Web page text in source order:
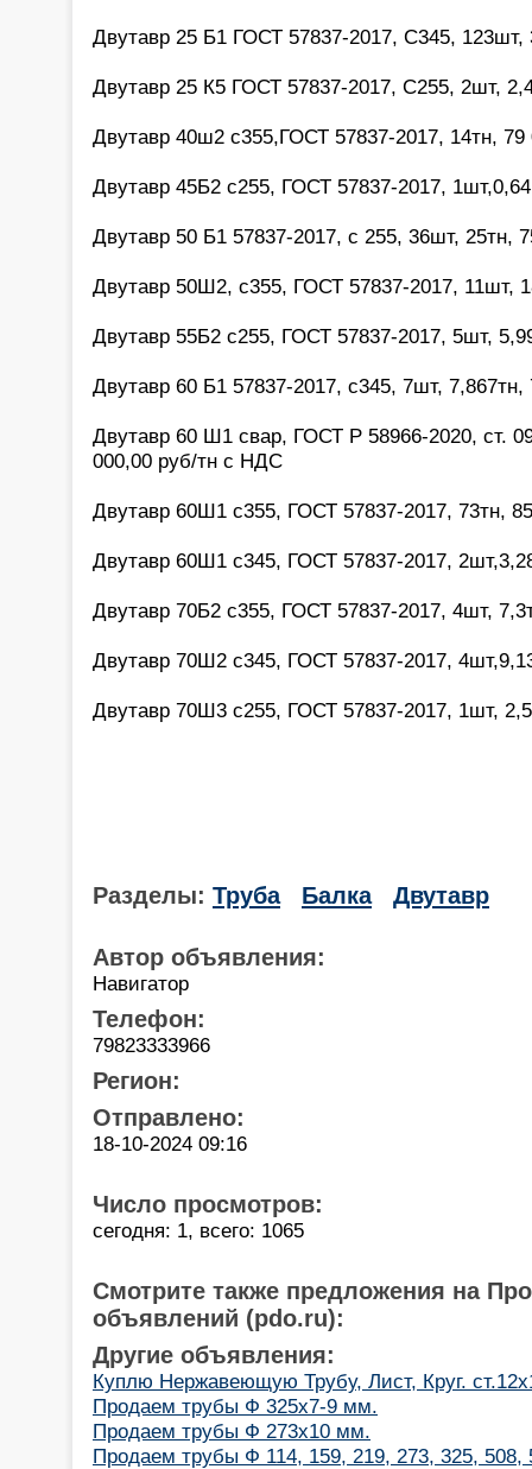
Двутавр 25 Б1 ГОСТ 57837-2017, С345,
Двутавр 25 К5 ГОСТ 57837-2017, С255, 2шт,
Двутавр 40ш2 с355,ГОСТ 57837-2017, 14тн,
Двутавр 45Б2 с255, ГОСТ 57837-2017,
Двутавр 50 Б1 57837-2017, с 255, 36шт, 25тн,
Двутавр 50Ш2, с355, ГОСТ 57837-2017, 11шт,
Двутавр 55Б2 с255, ГОСТ 57837-2017, 5шт,
Двутавр 60 Б1 57837-2017, с345, 7шт, 7,867тн,
Двутавр 60 Ш1 свар, ГОСТ Р 58966-2020, ст.
000,00 руб/тн с НДС
Двутавр 60Ш1 с355, ГОСТ 57837-2017, 73тн,
Двутавр 60Ш1 с345, ГОСТ 57837-2017,
Двутавр 70Б2 с355, ГОСТ 57837-2017, 4шт,
Двутавр 70Ш2 с345, ГОСТ 57837-2017,
Двутавр 70Ш3 с255, ГОСТ 57837-2017, 1шт,
Разделы: Труба Балка Двутавр
Автор объявления:
Навигатор
Телефон:
79823333966
Регион:
Отправлено:
18-10-2024 09:16
Число просмотров:
сегодня: 1, всего: 1065
Смотрите также предложения на
объявлений (pdo.ru):
Другие объявления:
Куплю Нержавеющую Трубу, Лист, Круг.
Продаем трубы Ф 325х7-9 мм.
Продаем трубы Ф 273х10 мм.
Продаем трубы Ф 114, 159, 219, 273, 325, 508,